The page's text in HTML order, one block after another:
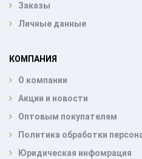
Заказы
Личные данные
КОМПАНИЯ
О компании
Акции и новости
Оптовым покупателям
Политика обработки
Юридическая инфомрация